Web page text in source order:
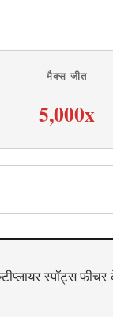
मैक्स जीत
5,000x
स्पॉट्स फीचर